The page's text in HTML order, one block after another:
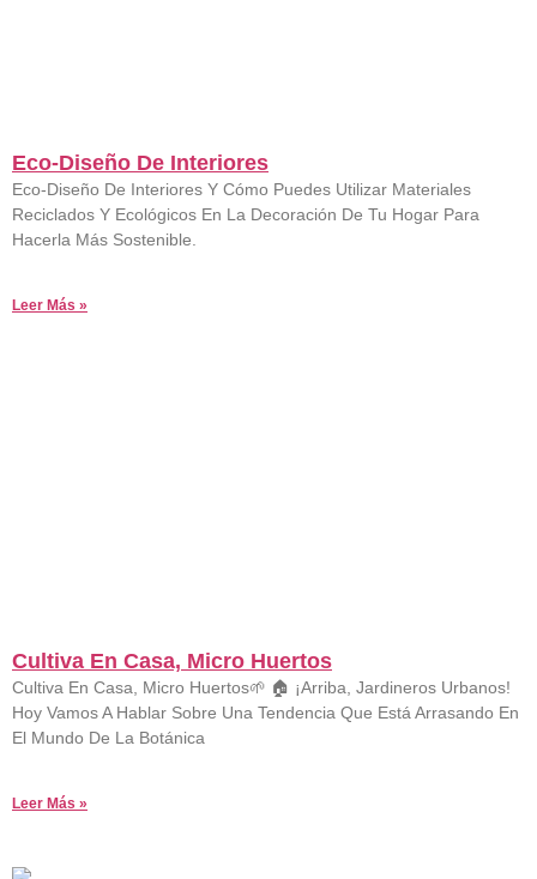
Eco-Diseño De Interiores
Eco-Diseño De Interiores Y Cómo Puedes Utilizar Materiales
Reciclados Y Ecológicos En La Decoración De Tu Hogar Para
Hacerla Más Sostenible.
Leer Más »
Cultiva En Casa, Micro Huertos
Cultiva En Casa, Micro Huertos🌱 🏠 ¡Arriba, Jardineros Urbanos!
Hoy Vamos A Hablar Sobre Una Tendencia Que Está Arrasando En
El Mundo De La Botánica
Leer Más »